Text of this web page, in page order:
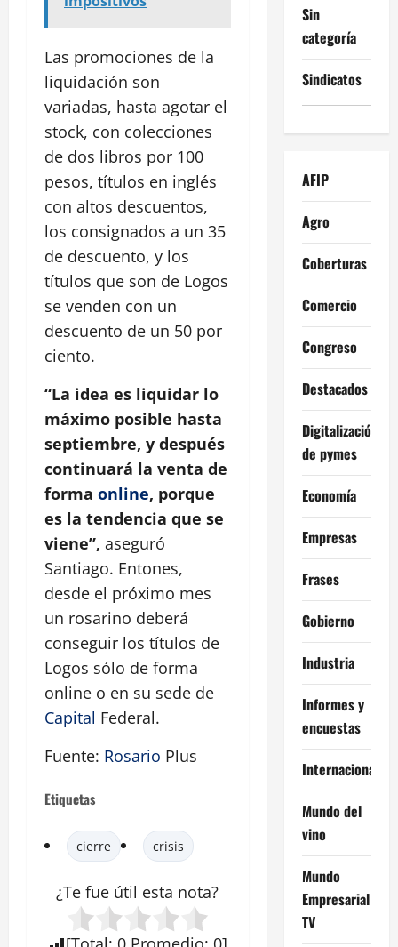
Las promociones de la
liquidación son
variadas, hasta agotar el
stock, con colecciones
de dos libros por 100
pesos, títulos en inglés
con altos descuentos,
los consignados a un 35
de descuento, y los
títulos que son de Logos
se venden con un
descuento de un 50 por
ciento.
“La idea es liquidar lo
máximo posible hasta
septiembre, y después
continuará la venta de
forma online, porque
es la tendencia que se
viene”, aseguró
Santiago. Entones,
desde el próximo mes
un rosarino deberá
conseguir los títulos de
Logos sólo de forma
online o en su sede de
Capital Federal.
Fuente: Rosario Plus
Etiquetas
cierre crisis
¿Te fue útil esta nota?
Sin
categoría
Sindicatos
AFIP
Agro
Coberturas
Comercio
Congreso
Destacados
Digitalización
de pymes
Economía
Empresas
Frases
Gobierno
Industria
Informes y
encuestas
Internacional
Mundo del
vino
Mundo
Empresarial
TV